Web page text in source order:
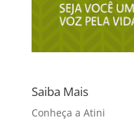
Saiba Mais
Conheça a Atini